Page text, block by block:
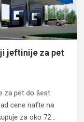
jeftinije za pet
za pet do šest
cene nafte na
za oko 72…